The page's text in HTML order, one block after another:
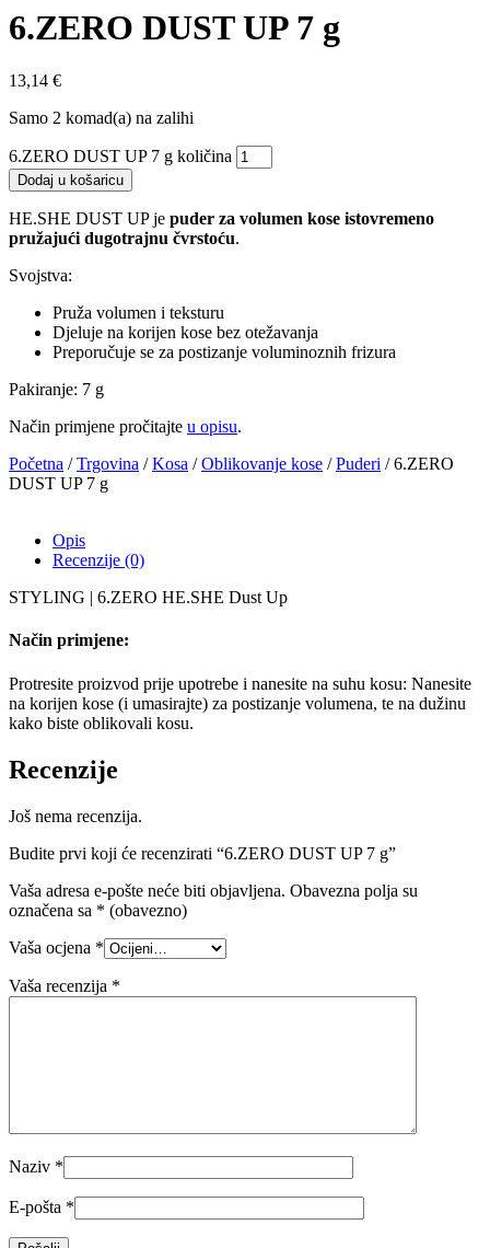
6.ZERO DUST UP 7 g
13,14 €
Samo 2 komad(a) na zalihi
6.ZERO DUST UP 7 g količina
Dodaj u košaricu
HE.SHE DUST UP je puder za volumen kose istovremeno
pružajući dugotrajnu čvrstoću.
Svojstva:
Pruža volumen i teksturu
Djeluje na korijen kose bez otežavanja
Preporučuje se za postizanje voluminoznih frizura
Pakiranje: 7 g
Način primjene pročitajte u opisu.
Početna /Trgovina /Kosa /Oblikovanje kose /Puderi / 6.ZERO
DUST UP 7 g
Opis
Recenzije (0)
STYLING | 6.ZERO HE.SHE Dust Up
Način primjene:
Protresite proizvod prije upotrebe i nanesite na suhu kosu: Nanesite
na korijen kose (i umasirajte) za postizanje volumena, te na dužinu
kako biste oblikovali kosu.
Recenzije
Još nema recenzija.
Budite prvi koji će recenzirati “6.ZERO DUST UP 7 g”
Vaša adresa e-pošte neće biti objavljena. Obavezna polja su
označena sa * (obavezno)
Vaša ocjena *
Vaša recenzija *
Naziv *
E-pošta *